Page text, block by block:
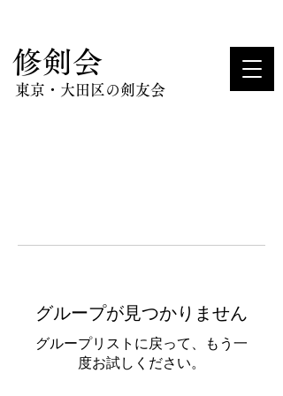
​修剣会
東京・大田区の剣友会
グループが見つかりません
グループリストに戻って、もう一
度お試しください。